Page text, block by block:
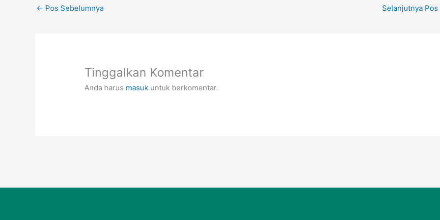
o
← Pos Sebelumnya Selanjutnya Pos
Tinggalkan Komentar
Anda harus masuk untuk berkomentar.